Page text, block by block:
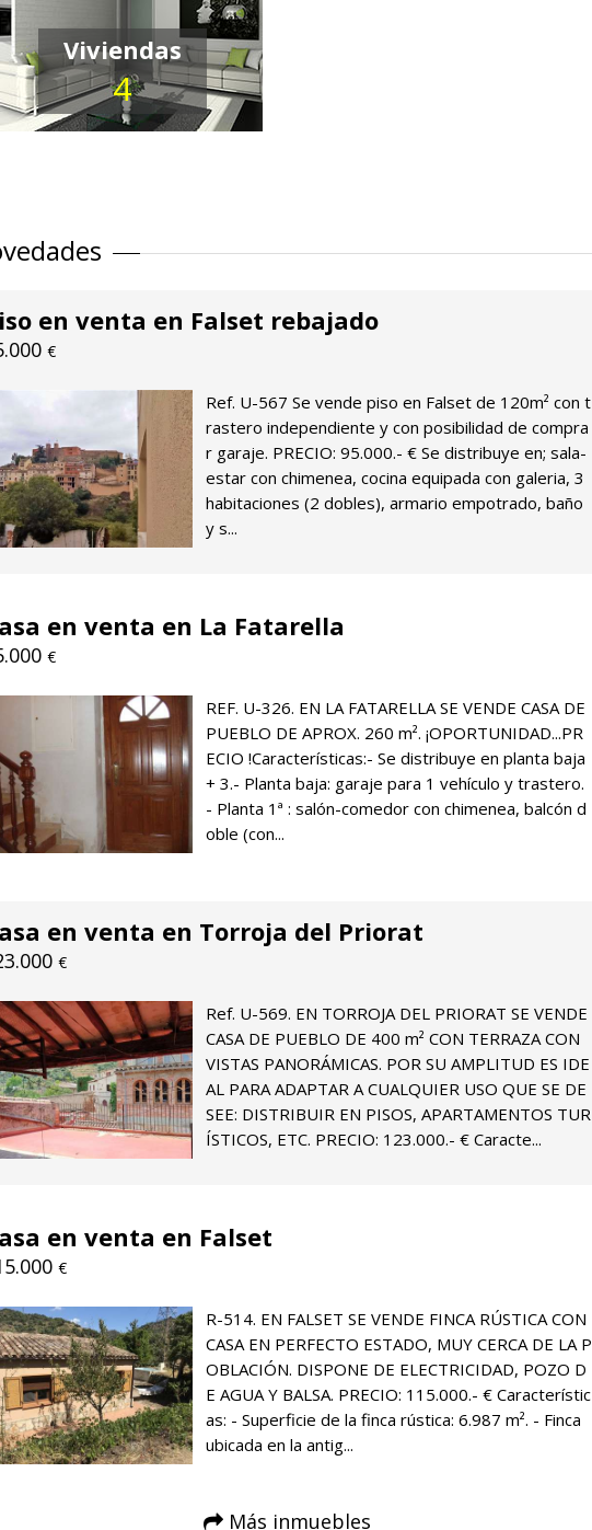
Viviendas
4
en venta en Falset rebajado
€
Ref. U-567 Se vende piso en Falset de 120m² con t
rastero independiente y con posibilidad de compra
r garaje. PRECIO: 95.000.- € Se distribuye en; sala-
estar con chimenea, cocina equipada con galeria, 3
habitaciones (2 dobles), armario empotrado, baño
y s...
en venta en La Fatarella
€
REF. U-326. EN LA FATARELLA SE VENDE CASA DE
PUEBLO DE APROX. 260 m². ¡OPORTUNIDAD...PR
ECIO !Características:- Se distribuye en planta baja
+ 3.- Planta baja: garaje para 1 vehículo y trastero.
- Planta 1ª : salón-comedor con chimenea, balcón d
oble (con...
en venta en Torroja del Priorat
€
Ref. U-569. EN TORROJA DEL PRIORAT SE VENDE
CASA DE PUEBLO DE 400 m² CON TERRAZA CON
VISTAS PANORÁMICAS. POR SU AMPLITUD ES IDE
AL PARA ADAPTAR A CUALQUIER USO QUE SE DE
SEE: DISTRIBUIR EN PISOS, APARTAMENTOS TUR
ÍSTICOS, ETC. PRECIO: 123.000.- € Caracte...
en venta en Falset
€
R-514. EN FALSET SE VENDE FINCA RÚSTICA CON
CASA EN PERFECTO ESTADO, MUY CERCA DE LA P
OBLACIÓN. DISPONE DE ELECTRICIDAD, POZO D
E AGUA Y BALSA. PRECIO: 115.000.- € Característic
as: - Superficie de la finca rústica: 6.987 m². - Finca
ubicada en la antig...
Más inmuebles